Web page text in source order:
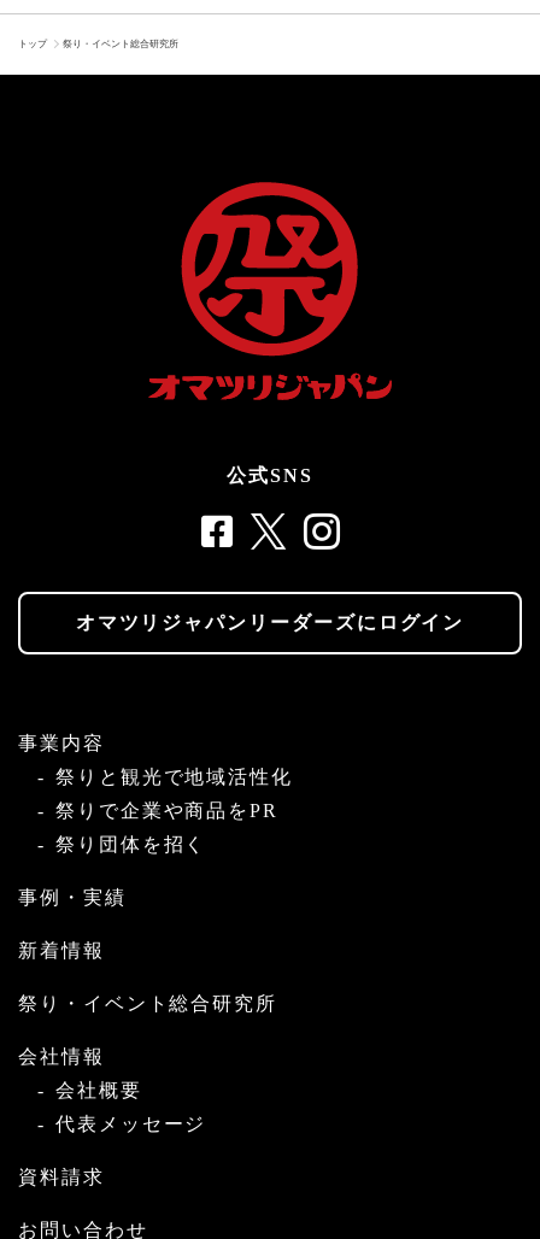
トップ 祭り・イベント総合研究所
公式SNS
オマツリジャパンリーダーズにログイン
事業内容
祭りと観光で地域活性化
祭りで企業や商品をPR
祭り団体を招く
事例・実績
新着情報
祭り・イベント総合研究所
会社情報
会社概要
代表メッセージ
資料請求
お問い合わせ